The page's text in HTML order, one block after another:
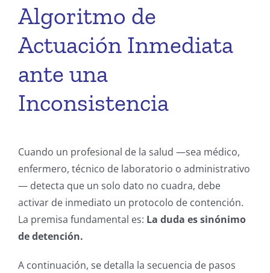
Algoritmo de
Actuación Inmediata
ante una
Inconsistencia
Cuando un profesional de la salud —sea médico,
enfermero, técnico de laboratorio o administrativo
— detecta que un solo dato no cuadra, debe
activar de inmediato un protocolo de contención.
La premisa fundamental es: La duda es sinónimo
de detención.
A continuación, se detalla la secuencia de pasos